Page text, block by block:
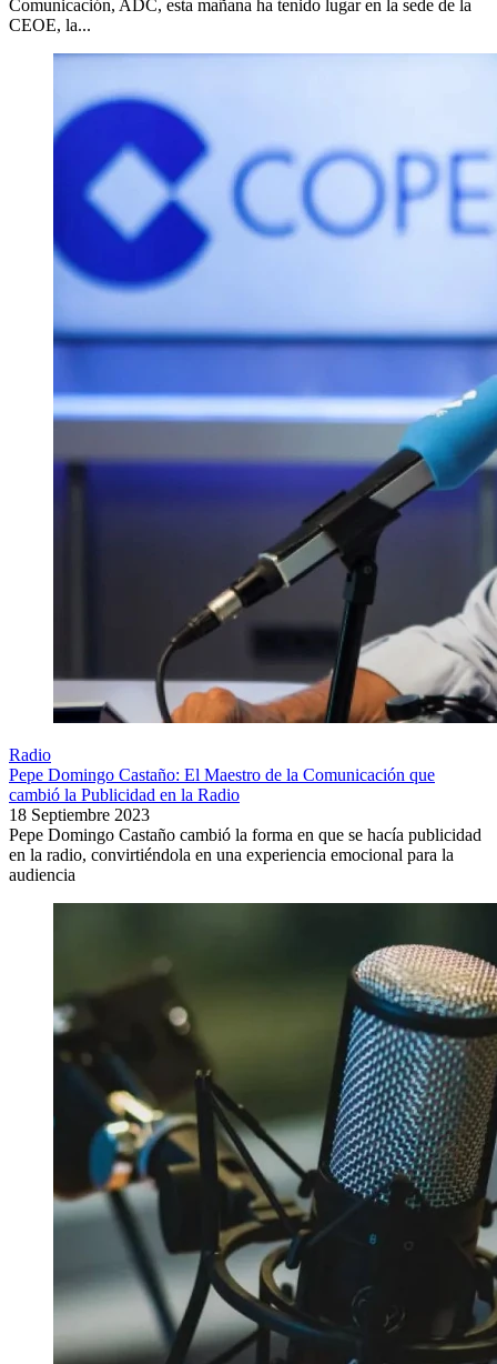
Comunicación, ADC, esta mañana ha tenido lugar en la sede de la
CEOE, la...
Radio
Pepe Domingo Castaño: El Maestro de la Comunicación que
cambió la Publicidad en la Radio
18 Septiembre 2023
Pepe Domingo Castaño cambió la forma en que se hacía publicidad
en la radio, convirtiéndola en una experiencia emocional para la
audiencia